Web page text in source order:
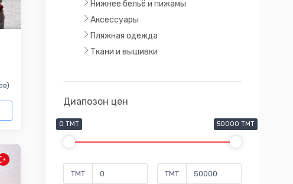
Нижнее бельё и пижамы
Аксессуары
Пляжная одежда
Ткани и вышивки
Диапозон цен
0 TMT 50000 TMT
TMT TMT